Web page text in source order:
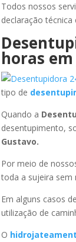
Todos nossos
declaração
horas
tipo de
Quando a
desentupimento,
Gustavo.
Por meio de
toda a sujeira sem
Em alguns casos de
utilização de
O